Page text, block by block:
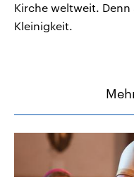
Kirche weltweit.
Kleinigkeit.